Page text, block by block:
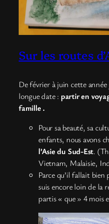
Sur les routes
De février à juin cette
longue date : partir en
famille .
Pour sa beauté, sa
enfants, nous avons
l’Asie du Sud-Est.
Vietnam, Malaisie,
Parce qu’il fallait
suis encore loin de la
partis « que » 4 mois